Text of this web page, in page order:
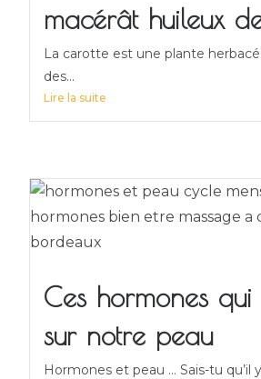
macérât huileux
La carotte est une plante
des...
Lire la suite
Ces hormones
sur notre peau
Hormones et peau … Sais-tu qu’il